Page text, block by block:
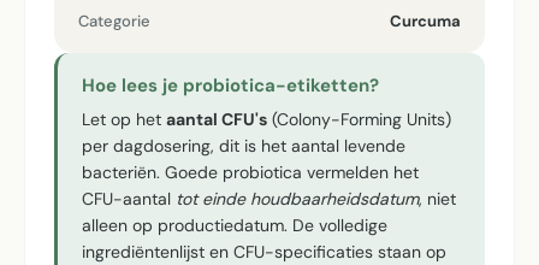
Categorie Curcuma
Hoe lees je probiotica-etiketten?
Let op het aantal CFU's (Colony-Forming Units)
per dagdosering, dit is het aantal levende
bacteriën. Goede probiotica vermelden het
CFU-aantal tot einde houdbaarheidsdatum, niet
alleen op productiedatum. De volledige
ingrediëntenlijst en CFU-specificaties staan op